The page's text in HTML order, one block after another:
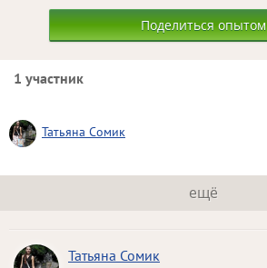
Поделиться опытом
1 участник
Татьяна Сомик
ещё
Татьяна Сомик